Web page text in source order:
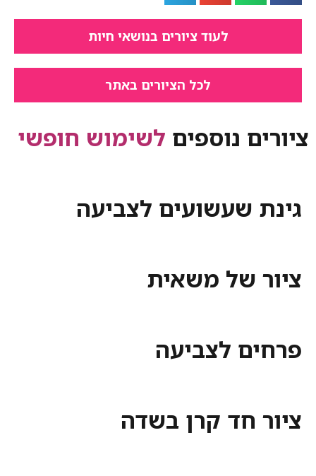
לעוד ציורים בנושאי חיות
לכל הציורים באתר
נוספיםלשימוש חופשי
שעשועים לצביעה
של משאית
לצביעה
חד קרן בשדה